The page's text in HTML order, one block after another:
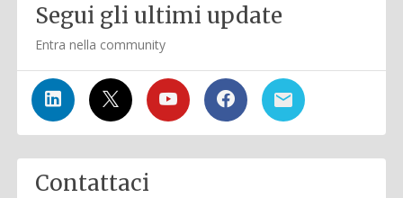
Segui gli ultimi update
Entra nella community
Contattaci